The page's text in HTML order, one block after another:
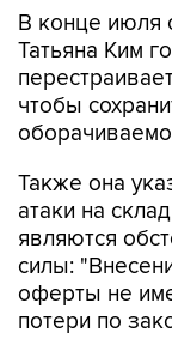
В конце июля
Татьяна Ким
чтобы
Также она
атаки на
являются
силы:
оферты не
потери по